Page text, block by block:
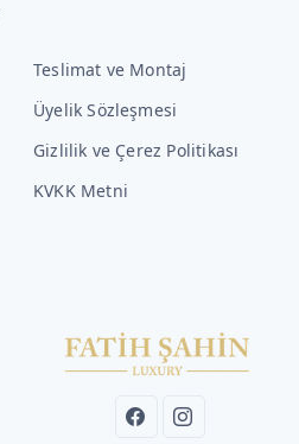
Teslimat ve Montaj
Üyelik Sözleşmesi
Gizlilik ve Çerez Politikası
KVKK Metni